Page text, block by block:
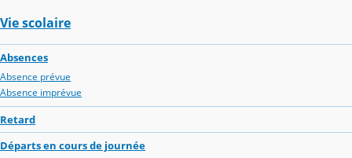
Vie scolaire
Absences
Absence prévue
Absence imprévue
Retard
Départs en cours de journée